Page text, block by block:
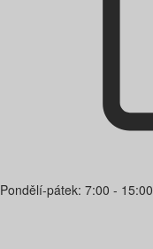
Pondělí-pátek: 7:00 - 15:00